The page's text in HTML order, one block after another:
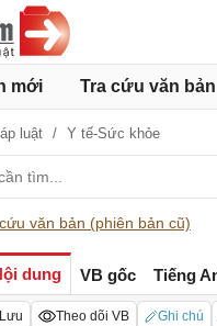
mới Tra cứu văn bản
luật Y tế-Sức khỏe
văn bản (phiên bản cũ)
dung VB gốc Tiếng
Lưu Theo dõi VB Ghi chú